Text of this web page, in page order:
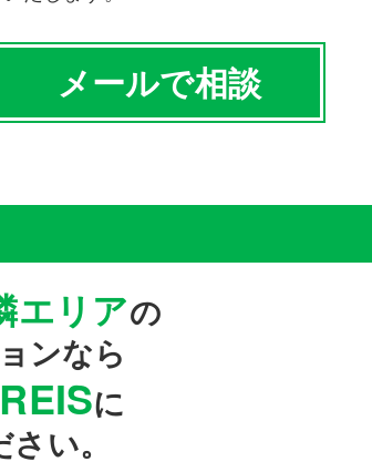
メールで相談
エリアの
ンなら
に
い。